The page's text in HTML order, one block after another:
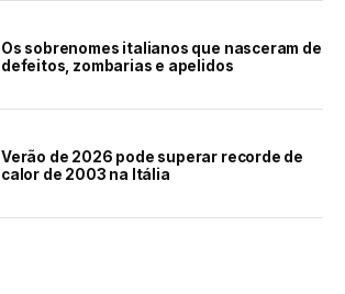
Os sobrenomes italianos que nasceram de
defeitos, zombarias e apelidos
Verão de 2026 pode superar recorde de
calor de 2003 na Itália